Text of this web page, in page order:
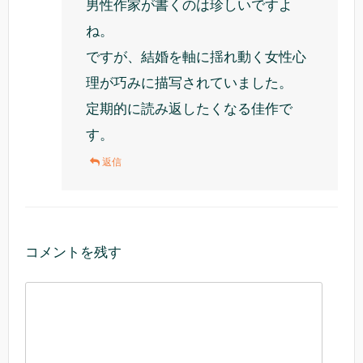
男性作家が書くのは珍しいですよ
ね。
ですが、結婚を軸に揺れ動く女性心
理が巧みに描写されていました。
定期的に読み返したくなる佳作で
す。
返信
コメントを残す